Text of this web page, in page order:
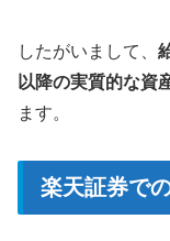
したがいまして、
以降の実質的な資
ます。
楽天証券で